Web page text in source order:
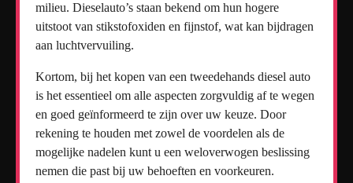
milieu. Dieselauto’s staan bekend om hun hogere
uitstoot van stikstofoxiden en fijnstof, wat kan bijdragen
aan luchtvervuiling.
Kortom, bij het kopen van een tweedehands diesel auto
is het essentieel om alle aspecten zorgvuldig af te wegen
en goed geïnformeerd te zijn over uw keuze. Door
rekening te houden met zowel de voordelen als de
mogelijke nadelen kunt u een weloverwogen beslissing
nemen die past bij uw behoeften en voorkeuren.